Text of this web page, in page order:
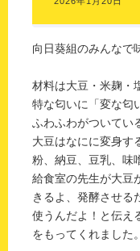
向日葵組のみんなで
材料は大豆・米麹・
特な匂いに「変な匂
ふわふわがついてい
大豆はなにに変身す
粉、納豆、豆乳、味
給食室の先生が大豆
きるよ、発酵させる
使うんだよ！と伝え
をもってくれました。